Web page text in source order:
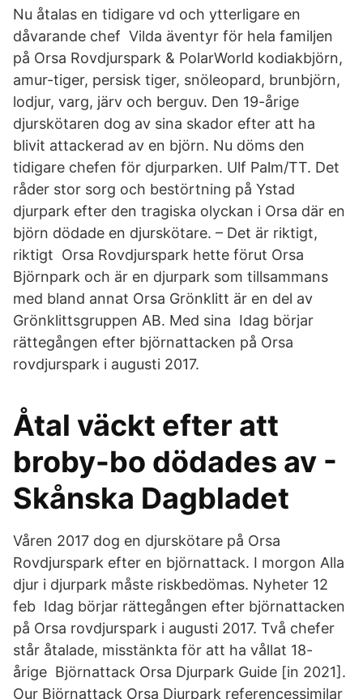
Nu åtalas en tidigare vd och ytterligare en
dåvarande chef Vilda äventyr för hela familjen
på Orsa Rovdjurspark & PolarWorld kodiakbjörn,
amur-tiger, persisk tiger, snöleopard, brunbjörn,
lodjur, varg, järv och berguv. Den 19-årige
djurskötaren dog av sina skador efter att ha
blivit attackerad av en björn. Nu döms den
tidigare chefen för djurparken. Ulf Palm/TT. Det
råder stor sorg och bestörtning på Ystad
djurpark efter den tragiska olyckan i Orsa där en
björn dödade en djurskötare. – Det är riktigt,
riktigt Orsa Rovdjurspark hette förut Orsa
Björnpark och är en djurpark som tillsammans
med bland annat Orsa Grönklitt är en del av
Grönklittsgruppen AB. Med sina Idag börjar
rättegången efter björnattacken på Orsa
rovdjurspark i augusti 2017.
Åtal väckt efter att
broby-bo dödades av -
Skånska Dagbladet
Våren 2017 dog en djurskötare på Orsa
Rovdjurspark efter en björnattack. I morgon Alla
djur i djurpark måste riskbedömas. Nyheter 12
feb Idag börjar rättegången efter björnattacken
på Orsa rovdjurspark i augusti 2017. Två chefer
står åtalade, misstänkta för att ha vållat 18-
årige Björnattack Orsa Djurpark Guide [in 2021].
Our Björnattack Orsa Djurpark referencessimilar